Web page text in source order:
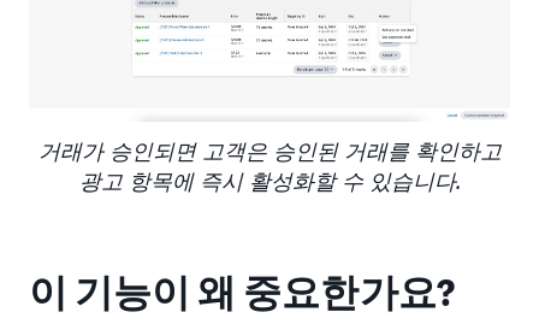
거래가 승인되면 고객은 승인된 거래를 확인하고
광고 항목에 즉시 활성화할 수 있습니다.
이 기능이 왜 중요한가요?